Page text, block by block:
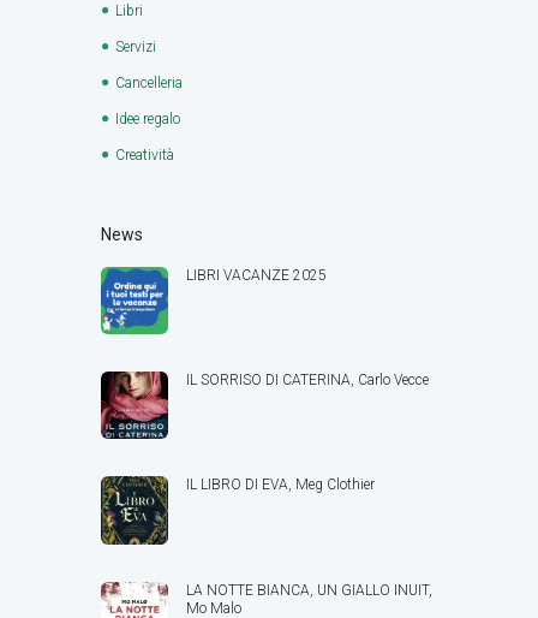
Libri
Servizi
Cancelleria
Idee regalo
Creatività
News
LIBRI VACANZE 2025
IL SORRISO DI CATERINA, Carlo Vecce
IL LIBRO DI EVA, Meg Clothier
LA NOTTE BIANCA, UN GIALLO INUIT,
Mo Malo